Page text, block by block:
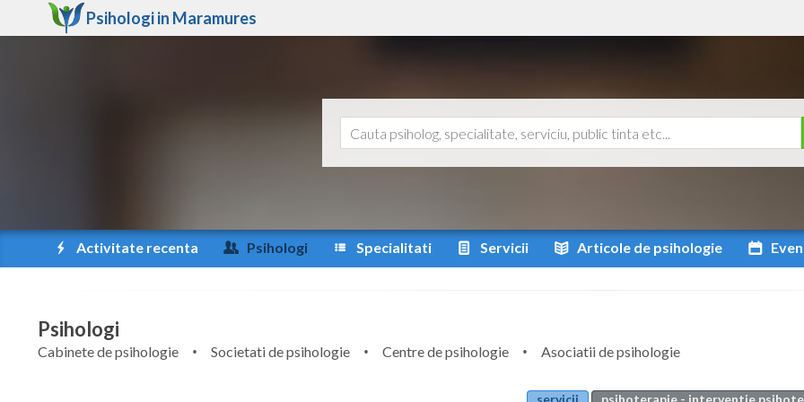
Psihologi in Maramures
Activitate recenta Psihologi Specialitati Servicii Articole de psihologie
Psihologi
Cabinete de psihologie Societati de psihologie Centre de psihologie
Asociatii de psihologie
servicii
psihoterapie - interventie